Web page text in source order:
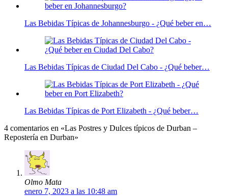
Las Bebidas Típicas de Johannesburgo - ¿Qué beber en…
Las Bebidas Típicas de Ciudad Del Cabo - ¿Qué beber…
Las Bebidas Típicas de Port Elizabeth - ¿Qué beber…
4 comentarios en «Las Postres y Dulces típicos de Durban –
Repostería en Durban»
Olmo Mata
enero 7, 2023 a las 10:48 am